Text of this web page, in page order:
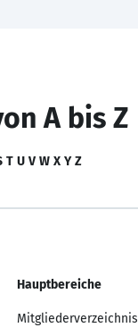
A bis Z
T U V W X Y Z
Hauptbereiche
Mitgliederverzeichnis